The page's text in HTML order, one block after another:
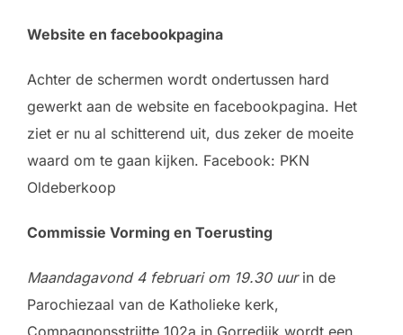
Website en facebookpagina
Achter de schermen wordt ondertussen hard
gewerkt aan de website en facebookpagina. Het
ziet er nu al schitterend uit, dus zeker de moeite
waard om te gaan kijken. Facebook: PKN
Oldeberkoop
Commissie Vorming en Toerusting
Maandagavond 4 februari om 19.30 uurin de
Parochiezaal van de Katholieke kerk,
Compagnonsstrjitte 102a in Gorredijk wordt een